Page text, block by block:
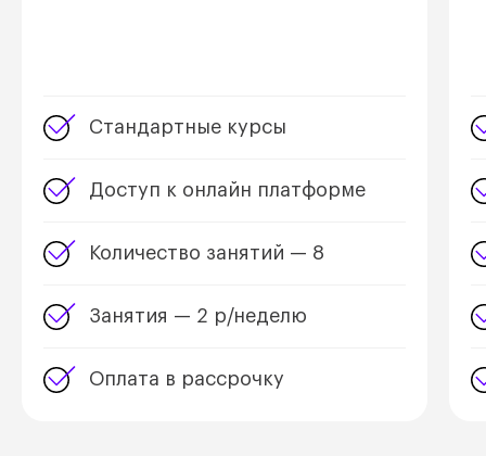
Стандартные курсы
Доступ к онлайн платформе
Количество занятий — 8
Занятия — 2 р/неделю
Оплата в рассрочку